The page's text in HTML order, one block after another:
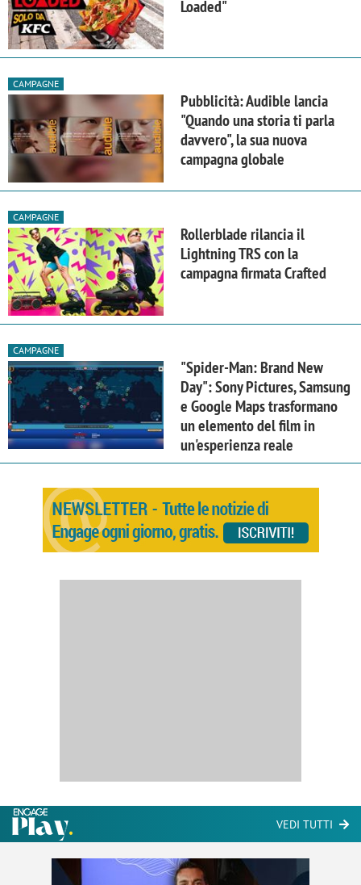
Loaded"
CAMPAGNE
Pubblicità: Audible lancia
"Quando una storia ti parla
davvero", la sua nuova
campagna globale
CAMPAGNE
Rollerblade rilancia il
Lightning TRS con la
campagna firmata Crafted
CAMPAGNE
"Spider-Man: Brand New
Day": Sony Pictures, Samsung
e Google Maps trasformano
un elemento del film in
un'esperienza reale
VEDI TUTTI